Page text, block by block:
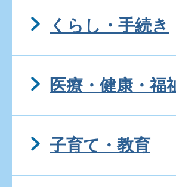
くらし・手続き
医療・健康・福
子育て・教育